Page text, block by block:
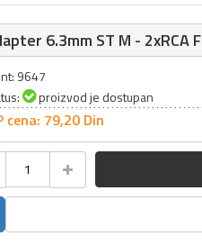
6.3mm ST M - 2xRCA F
9647
proizvod je dostupan
cena: 79,20 Din